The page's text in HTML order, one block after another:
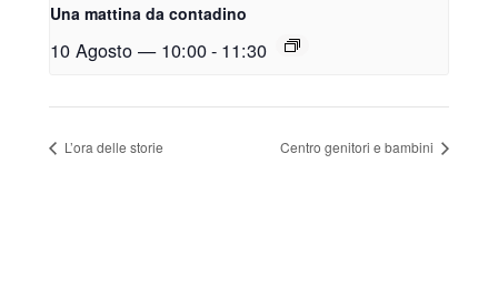
Una mattina da contadino
10 Agosto — 10:00- 11:30
L’ora delle storie Centro genitori e bambini